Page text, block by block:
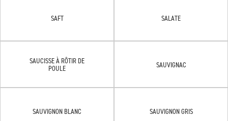
SAFT SALATE
SAUCISSE À RÔTIR DE
POULE
SAUVIGNAC
SAUVIGNON BLANC SAUVIGNON GRIS